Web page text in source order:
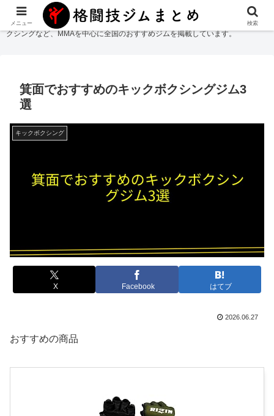
格闘技ジムまとめ
では総合格闘技・柔術・レスリング・キックボクシング・ボ
クシングなど、MMAを中心に全国のおすすめジムを掲載しています。
箕面でおすすめのキックボクシングジム3
選
キックボクシング
X Facebook はてブ
2026.06.27
おすすめの商品
メニュー 検索